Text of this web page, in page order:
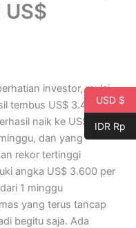
investor, mulai
tembus US$ 3.400 per
naik ke US$ 3.500
dan yang
rekor tertinggi
angka US$ 3.600 per
1 minggu
yang terus tancap
begitu saja. Ada
USD $
IDR Rp